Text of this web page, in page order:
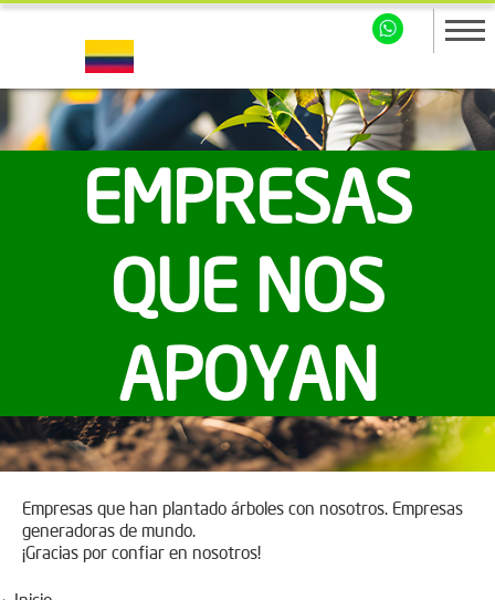
EMPRESAS
QUE NOS
APOYAN
Empresas que han plantado árboles con nosotros. Empresas
generadoras de mundo.
¡Gracias por confiar en nosotros!